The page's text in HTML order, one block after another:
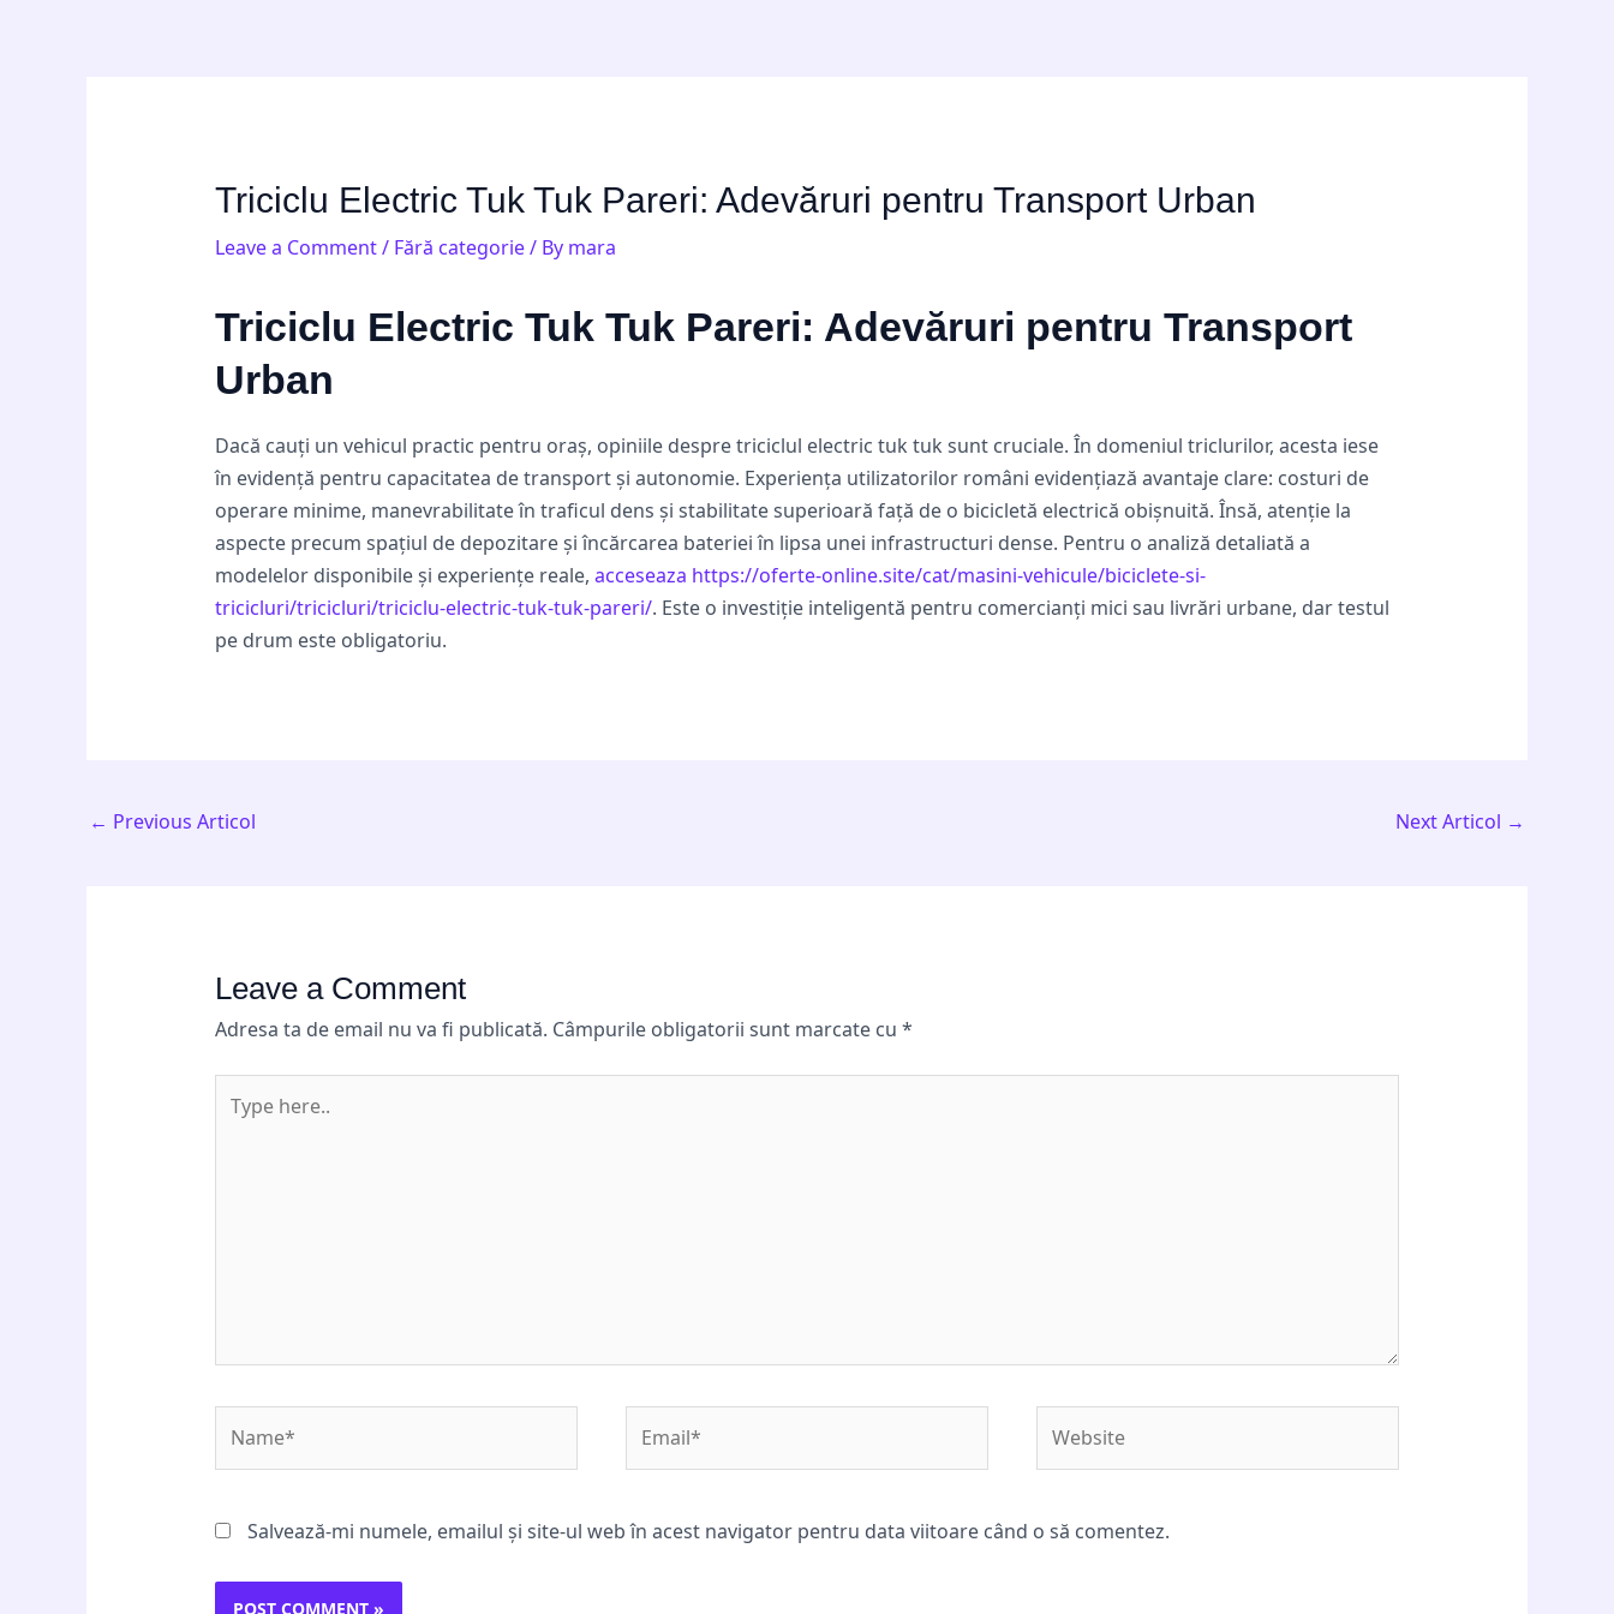
Triciclu Electric Tuk Tuk Pareri: Adevăruri pentru Transport Urban
Leave a Comment/ Fără categorie/ By mara
Triciclu Electric Tuk Tuk Pareri: Adevăruri pentru Transport
Urban
Dacă cauți un vehicul practic pentru oraș, opiniile despre triciclul electric tuk tuk sunt cruciale. În domeniul triclurilor, acesta iese
în evidență pentru capacitatea de transport și autonomie. Experiența utilizatorilor români evidențiază avantaje clare: costuri de
operare minime, manevrabilitate în traficul dens și stabilitate superioară față de o bicicletă electrică obișnuită. Însă, atenție la
aspecte precum spațiul de depozitare și încărcarea bateriei în lipsa unei infrastructuri dense. Pentru o analiză detaliată a
modelelor disponibile și experiențe reale, acceseaza https://oferte-online.site/cat/masini-vehicule/biciclete-si-
tricicluri/tricicluri/triciclu-electric-tuk-tuk-pareri/. Este o investiție inteligentă pentru comercianți mici sau livrări urbane, dar testul
pe drum este obligatoriu.
← Previous Articol Next Articol →
Leave a Comment
Adresa ta de email nu va fi publicată. Câmpurile obligatorii sunt marcate cu *
here..
Salvează-mi numele, emailul și site-ul web în acest navigator pentru data viitoare când o să comentez.